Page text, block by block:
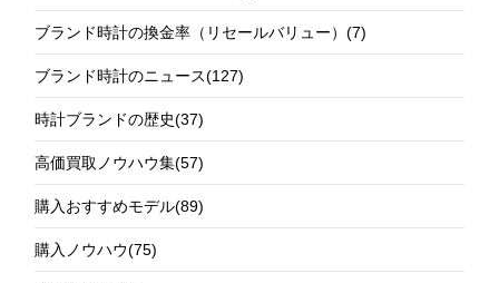
ブランド時計の換金率（リセールバリュー）(7)
ブランド時計のニュース(127)
時計ブランドの歴史(37)
高価買取ノウハウ集(57)
購入おすすめモデル(89)
購入ノウハウ(75)